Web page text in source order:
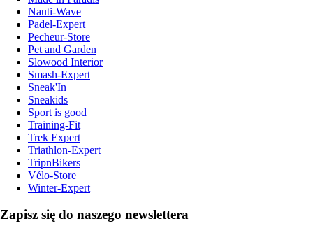
Nauti-Wave
Padel-Expert
Pecheur-Store
Pet and Garden
Slowood Interior
Smash-Expert
Sneak'In
Sneakids
Sport is good
Training-Fit
Trek Expert
Triathlon-Expert
TripnBikers
Vélo-Store
Winter-Expert
Zapisz się do naszego newslettera